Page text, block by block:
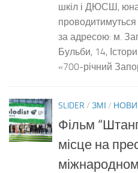
шкіл і ДЮСШ,
за адресою: м.
Бульби, 14,
«700-річний
SLIDER / ЗМІ /
Фільм
місце на